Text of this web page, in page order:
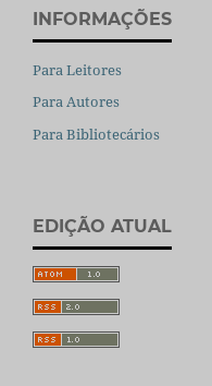
INFORMAÇÕES
Para Leitores
Para Autores
Para Bibliotecários
EDIÇÃO ATUAL